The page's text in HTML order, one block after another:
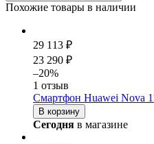
Похожие товары в наличии
29 113 ₽
23 290 ₽
–20%
1 отзыв
Смартфон Huawei Nova
В корзину
Сегодня в магазине